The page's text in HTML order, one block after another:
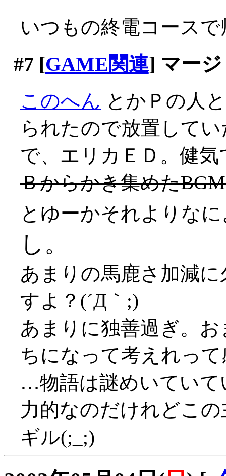
いつもの終電コースで
#7 [GAME関連] マージ
このへん とかＰの人
られたので放置して
で、エリカＥＤ。健
Ｂからかき集めた
とゆーかそれよりな
し。
あまりの馬鹿さ加減
すよ？(´Д｀;)
あまりに独善過ぎ。
ちになって考えれっ
…物語は謎めいていて
力的なのだけれどこ
ギル(;_;)